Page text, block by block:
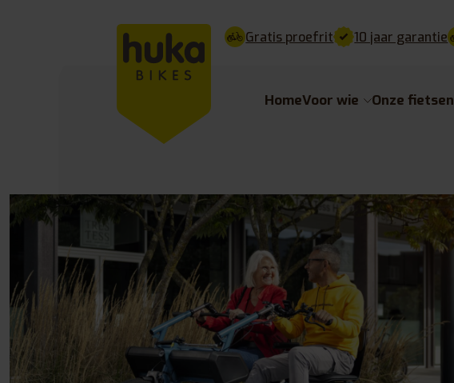
Gratis proefrit 10 jaar garantie
HomeVoor wie Onze fietsen